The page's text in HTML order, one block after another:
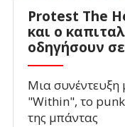
Protest The
και ο
οδηγήσουν
Μια συνέντευξη
"Within", το
της μπάντας